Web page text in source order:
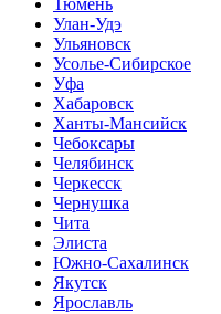
Тюмень
Улан-Удэ
Ульяновск
Усолье-Сибирское
Уфа
Хабаровск
Ханты-Мансийск
Чебоксары
Челябинск
Черкесск
Чернушка
Чита
Элиста
Южно-Сахалинск
Якутск
Ярославль